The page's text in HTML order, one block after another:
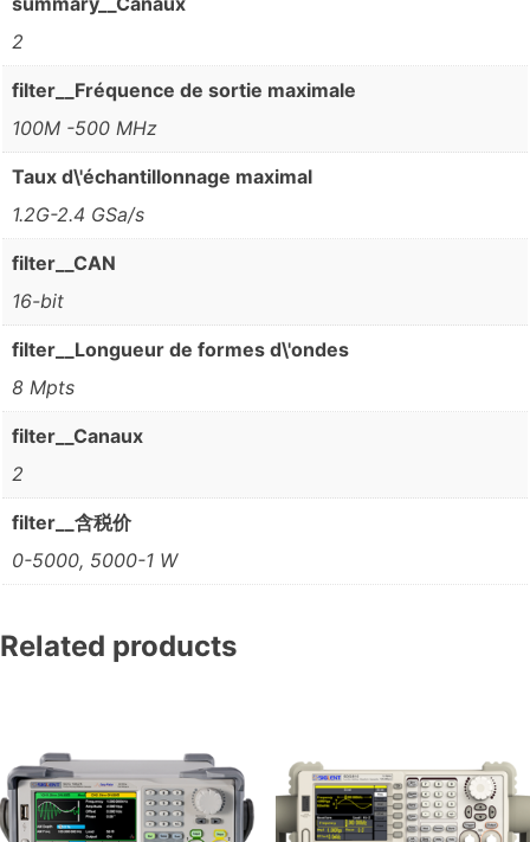
2
filter__Fréquence de sortie maximale
100M -500 MHz
Taux d\'échantillonnage maximal
1.2G-2.4 GSa/s
filter__CAN
16-bit
filter__Longueur de formes d\'ondes
8 Mpts
filter__Canaux
2
filter__含税价
0-5000, 5000-1 W
Related products